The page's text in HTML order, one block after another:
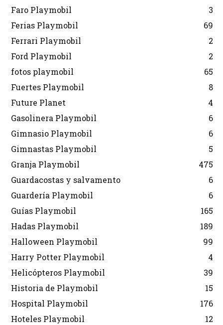
Faro Playmobil
3
Ferias Playmobil
69
Ferrari Playmobil
2
Ford Playmobil
2
fotos playmobil
65
Fuertes Playmobil
8
Future Planet
4
Gasolinera Playmobil
6
Gimnasio Playmobil
6
Gimnastas Playmobil
5
Granja Playmobil
475
Guardacostas y salvamento
6
Guardería Playmobil
6
Guías Playmobil
165
Hadas Playmobil
189
Halloween Playmobil
99
Harry Potter Playmobil
4
Helicópteros Playmobil
39
Historia de Playmobil
15
Hospital Playmobil
176
Hoteles Playmobil
12